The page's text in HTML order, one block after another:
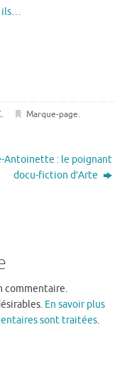
ils…
. Marque-page.
Antoinette : le poignant
docu-fiction d’Arte
commentaire.
En savoir plus
sont traitées.